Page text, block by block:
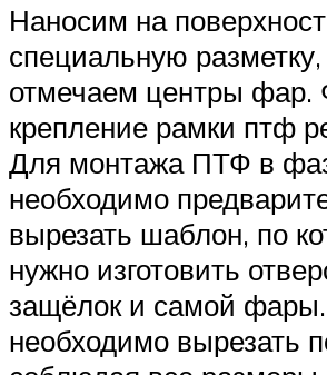
Наносим на
специальную разметку,
отмечаем центры фар.
крепление рамки птф
Для монтажа ПТФ в
необходимо
вырезать шаблон, по
нужно изготовить
защёлок и самой
необходимо вырезать